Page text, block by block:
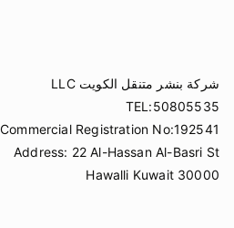
شركة بنشر متنقل الكويت LLC
TEL:50805535
Commercial Registration No:192541
Address: 22 Al-Hassan Al-Basri St
Hawalli Kuwait 30000